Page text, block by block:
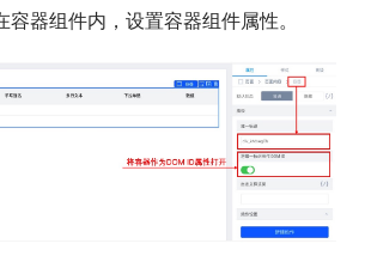
器组件内，设置容器组件属性。